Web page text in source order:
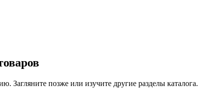
Загляните позже или изучите другие разделы каталога.